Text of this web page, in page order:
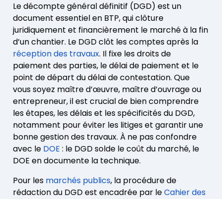
Le décompte général définitif (DGD) est un
document essentiel en BTP, qui clôture
juridiquement et financièrement le marché à la fin
d’un chantier. Le DGD clôt les comptes après la
réception des travaux. Il fixe les droits de
paiement des parties, le délai de paiement et le
point de départ du délai de contestation. Que
vous soyez maître d’œuvre, maître d’ouvrage ou
entrepreneur, il est crucial de bien comprendre
les étapes, les délais et les spécificités du DGD,
notamment pour éviter les litiges et garantir une
bonne gestion des travaux. À ne pas confondre
avec le DOE : le DGD solde le coût du marché, le
DOE en documente la technique.
Pour les marchés publics, la procédure de
rédaction du DGD est encadrée par leCahier des